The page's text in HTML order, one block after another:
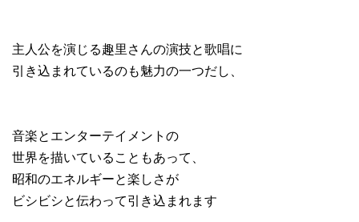
主人公を演じる趣里さんの演技と歌唱に
引き込まれているのも魅力の一つだし、
音楽とエンターテイメントの
世界を描いていることもあって、
昭和のエネルギーと楽しさが
ビシビシと伝わって引き込まれます